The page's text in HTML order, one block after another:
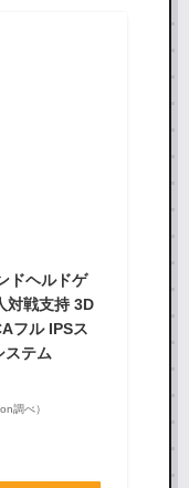
ドヘルドゲ
対戦支持 3D
フル IPSス
テム
調べ）